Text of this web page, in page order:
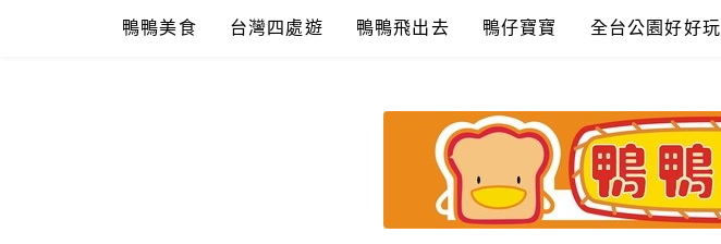
鴨鴨美食 台灣四處遊 鴨鴨飛出去 鴨仔寶寶 全台公園好好玩